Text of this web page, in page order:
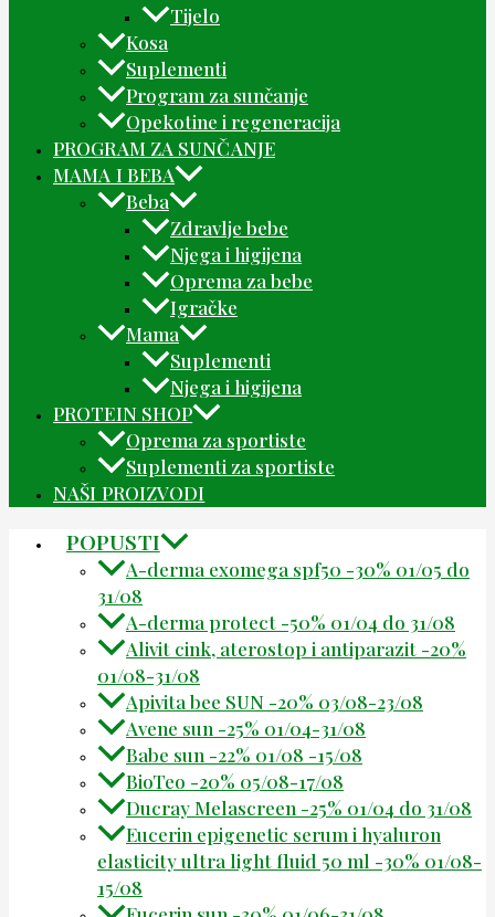
Tijelo
Kosa
Suplementi
Program za sunčanje
Opekotine i regeneracija
PROGRAM ZA SUNČANJE
MAMA I BEBA
Beba
Zdravlje bebe
Njega i higijena
Oprema za bebe
Igračke
Mama
Suplementi
Njega i higijena
PROTEIN SHOP
Oprema za sportiste
Suplementi za sportiste
NAŠI PROIZVODI
POPUSTI
A-derma exomega spf50 -30% 01/05 do
31/08
A-derma protect -50% 01/04 do 31/08
Alivit cink, aterostop i antiparazit -20%
01/08-31/08
Apivita bee SUN -20% 03/08-23/08
Avene sun -25% 01/04-31/08
Babe sun -22% 01/08 -15/08
BioTeo -20% 05/08-17/08
Ducray Melascreen -25% 01/04 do 31/08
Eucerin epigenetic serum i hyaluron
elasticity ultra light fluid 50 ml -30% 01/08-
15/08